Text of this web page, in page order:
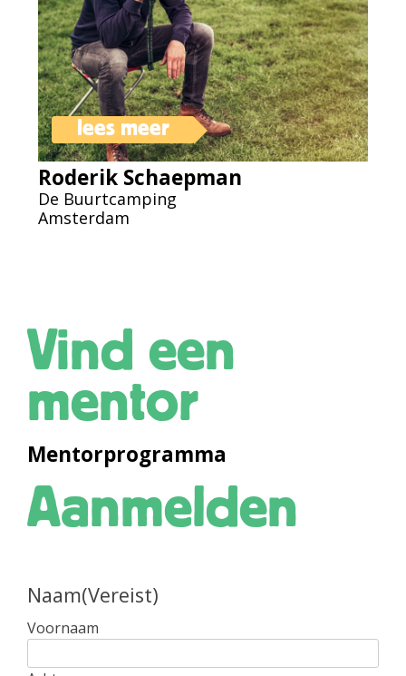
lees meer
Roderik Schaepman
De Buurtcamping
Amsterdam
Vind een
mentor
Mentorprogramma
Aanmelden
Naam(Vereist)
Voornaam